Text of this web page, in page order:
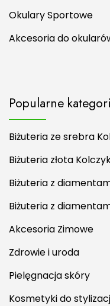
Okulary Sportowe
Akcesoria do
Popularne
Biżuteria ze srebra
Biżuteria złota
Biżuteria z
Biżuteria z
Akcesoria Zimowe
Zdrowie i uroda
Pielęgnacja skóry
Kosmetyki do